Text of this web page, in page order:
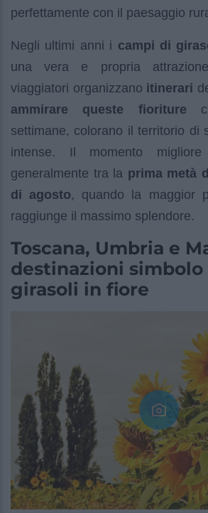
perfettamente con il paesaggio
Negli ultimi anni i campi di
una vera e propria
viaggiatori organizzano itinerari
ammirare queste fioriture
settimane, colorano il territorio di
intense. Il momento
generalmente tra la prima metà
di agosto, quando la maggior
raggiunge il massimo splendore.
Toscana, Umbria e
destinazioni simbolo
girasoli in fiore